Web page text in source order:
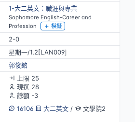
1-大二英文：職涯與專業
Sophomore English-Career and
Profession
模擬
2-0
星期一/1,2[LAN009]
郭俊銘
上限 25
現選 28
餘額 -3
16106
大二英文/ 文學院2